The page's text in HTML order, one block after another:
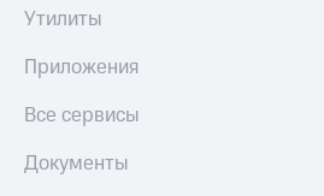
Утилиты
Приложения
Все сервисы
Документы